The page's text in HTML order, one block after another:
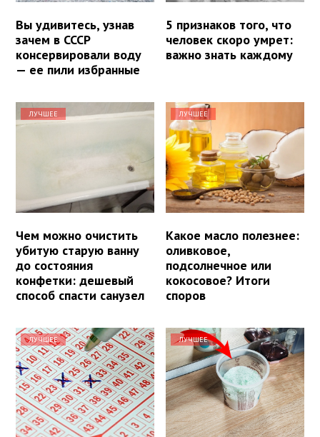
Вы удивитесь, узнав
зачем в СССР
консервировали воду
— ее пили избранные
5 признаков того, что
человек скоро умрет:
важно знать каждому
ЛУЧШЕЕ
Чем можно очистить
убитую старую ванну
до состояния
конфетки: дешевый
способ спасти санузел
ЛУЧШЕЕ
Какое масло полезнее:
оливковое,
подсолнечное или
кокосовое? Итоги
споров
ЛУЧШЕЕ ЛУЧШЕЕ